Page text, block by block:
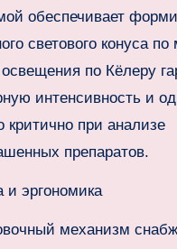
обеспечивает
светового конуса
по Кёлеру
интенсивность и
критично при анализе
препаратов.
и эргономика
механизм